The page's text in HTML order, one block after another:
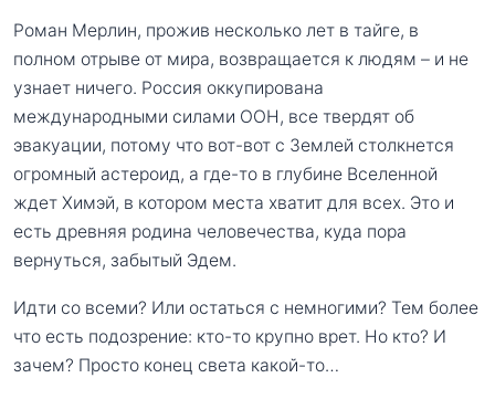
Роман Мерлин, прожив несколько лет в тайге, в
полном отрыве от мира, возвращается к людям – и не
узнает ничего. Россия оккупирована
международными силами ООН, все твердят об
эвакуации, потому что вот-вот с Землей столкнется
огромный астероид, а где-то в глубине Вселенной
ждет Химэй, в котором места хватит для всех. Это и
есть древняя родина человечества, куда пора
вернуться, забытый Эдем.
Идти со всеми? Или остаться с немногими? Тем более
что есть подозрение: кто-то крупно врет. Но кто? И
зачем? Просто конец света какой-то…